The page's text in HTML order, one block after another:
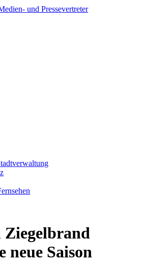
und Pressevertreter
Ziegelbrand
neue Saison